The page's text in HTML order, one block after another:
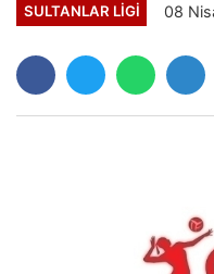
SULTANLAR LIGI 08